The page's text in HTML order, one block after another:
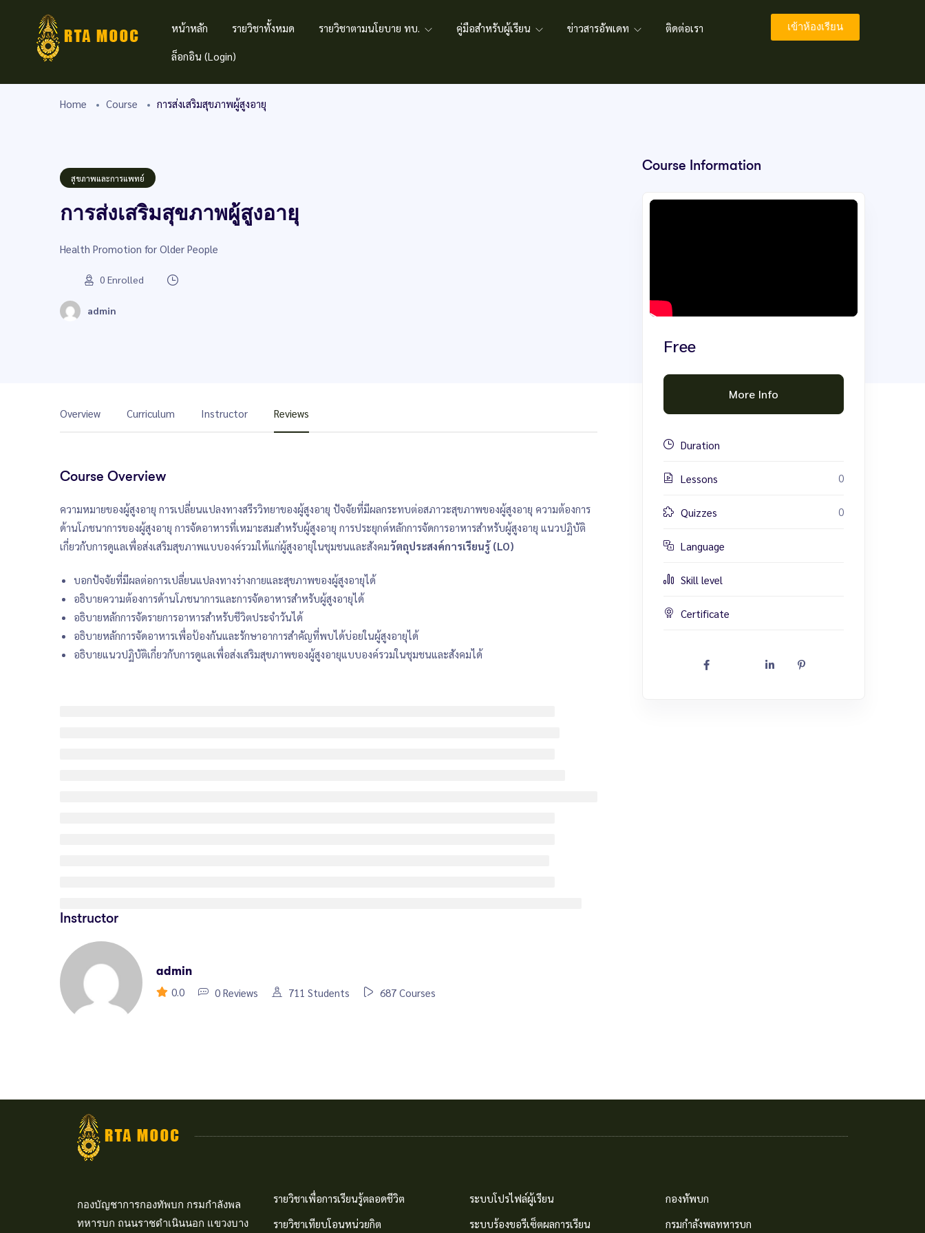
หน้าหลัก รายวิชาทั้งหมด รายวิชาตามนโยบาย ทบ. คู่มือสำหรับผู้เรียน ข่าวสารอัพเดท ติดต่อเรา
ล็อกอิน (Login)
เข้าห้องเรียน
Home Course การส่งเสริมสุขภาพผู้สูงอายุ
สุขภาพและการแพทย์
การส่งเสริมสุขภาพผู้สูงอายุ
Health Promotion for Older People
0 Enrolled
admin
Overview Curriculum Instructor Reviews
Course Overview
ความหมายของผู้สูงอายุ การเปลี่ยนแปลงทางสรีรวิทยาของผู้สูงอายุ ปัจจัยที่มีผลกระทบต่อสภาวะสุขภาพของผู้สูงอายุ ความต้องการ
ด้านโภชนาการของผู้สูงอายุ การจัดอาหารที่เหมาะสมสำหรับผู้สูงอายุ การประยุกต์หลักการจัดการอาหารสำหรับผู้สูงอายุ แนวปฏิบัติ
เกี่ยวกับการดูแลเพื่อส่งเสริมสุขภาพแบบองค์รวมให้แก่ผู้สูงอายุในชุมชนและสังคมวัตถุประสงค์การเรียนรู้ (LO)
บอกปัจจัยที่มีผลต่อการเปลี่ยนแปลงทางร่างกายและสุขภาพของผู้สูงอายุได้
อธิบายความต้องการด้านโภชนาการและการจัดอาหารสำหรับผู้สูงอายุได้
อธิบายหลักการจัดรายการอาหารสำหรับชีวิตประจำวันได้
อธิบายหลักการจัดอาหารเพื่อป้องกันและรักษาอาการสำคัญที่พบได้บ่อยในผู้สูงอายุได้
อธิบายแนวปฏิบัติเกี่ยวกับการดูแลเพื่อส่งเสริมสุขภาพของผู้สูงอายุแบบองค์รวมในชุมชนและสังคมได้
Instructor
admin
0.0
0 Reviews 711 Students 687 Courses
Course Information
Free
More Info
Duration
Lessons 0
Quizzes 0
Language
Skill level
Certificate
กองบัญชาการกองทัพบก กรมกำลังพล
ทหารบก ถนนราชดำเนินนอก แขวงบาง
รายวิชาเพื่อการเรียนรู้ตลอดชีวิต
รายวิชาเทียบโอนหน่วยกิต
ระบบโปรไฟล์ผู้เรียน
ระบบร้องขอรีเซ็ตผลการเรียน
กองทัพบก
กรมกำลังพลทหารบก